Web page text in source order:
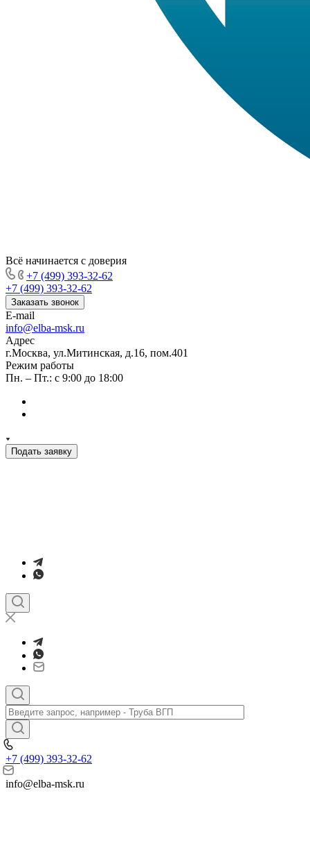
Всё начинается с доверия
+7 (499) 393-32-62
+7 (499) 393-32-62
Заказать звонок
E-mail
info@elba-msk.ru
Адрес
г.Москва, ул.Митинская, д.16, пом.401
Режим работы
Пн. – Пт.: с 9:00 до 18:00
Подать заявку
+7 (499) 393-32-62
info@elba-msk.ru